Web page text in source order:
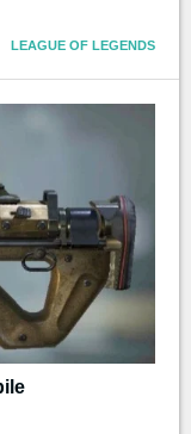
LEAGUE OF LEGENDS